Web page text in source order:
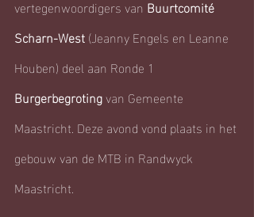
vertegenwoordigers van Buurtcomité
Scharn-West (Jeanny Engels en Leanne
Houben) deel aan Ronde 1
Burgerbegroting van Gemeente
Maastricht. Deze avond vond plaats in het
gebouw van de MTB in Randwyck
Maastricht.